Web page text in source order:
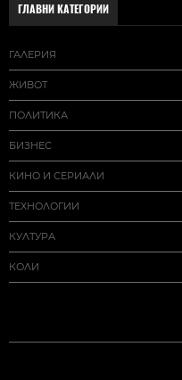
ГЛАВНИ КАТЕГОРИИ
ГАЛЕРИЯ
ЖИВОТ
ПОЛИТИКА
БИЗНЕС
КИНО И СЕРИАЛИ
ТЕХНОЛОГИИ
КУЛТУРА
КОЛИ